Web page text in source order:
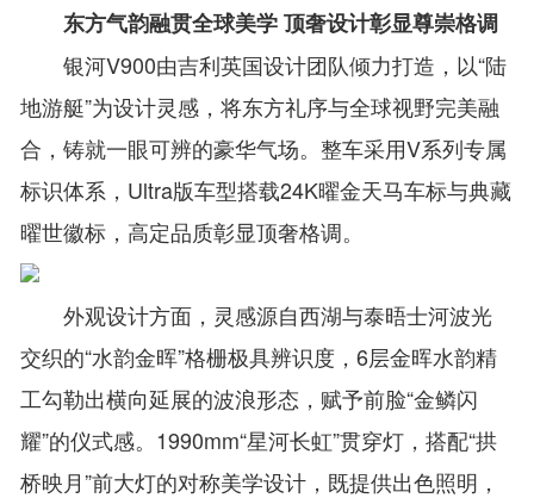
东方气韵融贯全球美学 顶奢设计彰显尊崇格调
银河V900由吉利英国设计团队倾力打造，以“陆
地游艇”为设计灵感，将东方礼序与全球视野完美融
合，铸就一眼可辨的豪华气场。整车采用V系列专属
标识体系，Ultra版车型搭载24K曜金天马车标与典藏
曜世徽标，高定品质彰显顶奢格调。
外观设计方面，灵感源自西湖与泰晤士河波光
交织的“水韵金晖”格栅极具辨识度，6层金晖水韵精
工勾勒出横向延展的波浪形态，赋予前脸“金鳞闪
耀”的仪式感。1990mm“星河长虹”贯穿灯，搭配“拱
桥映月”前大灯的对称美学设计，既提供出色照明，